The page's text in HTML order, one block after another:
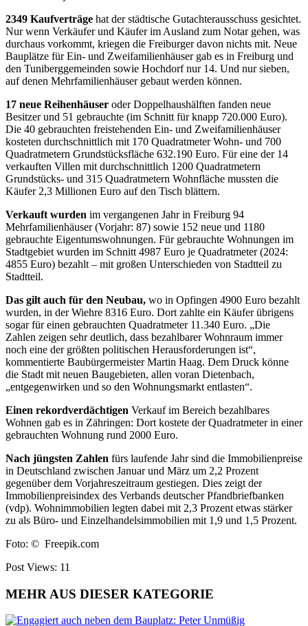
2349 Kaufverträge hat der städtische Gutachterausschuss gesichtet.
Nur wenn Verkäufer und Käufer im Ausland zum Notar gehen, was
durchaus vorkommt, kriegen die Freiburger davon nichts mit. Neue
Bauplätze für Ein- und Zweifamilienhäuser gab es in Freiburg und
den Tuniberggemeinden sowie Hochdorf nur 14. Und nur sieben,
auf denen Mehrfamilienhäuser gebaut werden können.
17 neue Reihenhäuser oder Doppelhaushälften fanden neue
Besitzer und 51 gebrauchte (im Schnitt für knapp 720.000 Euro).
Die 40 gebrauchten freistehenden Ein- und Zweifamilienhäuser
kosteten durchschnittlich mit 170 Quadratmeter Wohn- und 700
Quadratmetern Grundstücksfläche 632.190 Euro. Für eine der 14
verkauften Villen mit durchschnittlich 1200 Quadratmetern
Grundstücks- und 315 Quadratmetern Wohnfläche mussten die
Käufer 2,3 Millionen Euro auf den Tisch blättern.
Verkauft wurden im vergangenen Jahr in Freiburg 94
Mehrfamilienhäuser (Vorjahr: 87) sowie 152 neue und 1180
gebrauchte Eigentumswohnungen. Für gebrauchte Wohnungen im
Stadtgebiet wurden im Schnitt 4987 Euro je Quadratmeter (2024:
4855 Euro) bezahlt – mit großen Unterschieden von Stadtteil zu
Stadtteil.
Das gilt auch für den Neubau, wo in Opfingen 4900 Euro bezahlt
wurden, in der Wiehre 8316 Euro. Dort zahlte ein Käufer übrigens
sogar für einen gebrauchten Quadratmeter 11.340 Euro. „Die
Zahlen zeigen sehr deutlich, dass bezahlbarer Wohnraum immer
noch eine der größten politischen Herausforderungen ist“,
kommentierte Baubürgermeister Martin Haag. Dem Druck könne
die Stadt mit neuen Baugebieten, allen voran Dietenbach,
„entgegenwirken und so den Wohnungsmarkt entlasten“.
Einen rekordverdächtigen Verkauf im Bereich bezahlbares
Wohnen gab es in Zähringen: Dort kostete der Quadratmeter in einer
gebrauchten Wohnung rund 2000 Euro.
Nach jüngsten Zahlen fürs laufende Jahr sind die Immobilienpreise
in Deutschland zwischen Januar und März um 2,2 Prozent
gegenüber dem Vorjahreszeitraum gestiegen. Dies zeigt der
Immobilienpreisindex des Verbands deutscher Pfandbriefbanken
(vdp). Wohnimmobilien legten dabei mit 2,3 Prozent etwas stärker
zu als Büro- und Einzelhandelsimmobilien mit 1,9 und 1,5 Prozent.
Foto: © Freepik.com
Post Views: 11
MEHR AUS DIESER KATEGORIE